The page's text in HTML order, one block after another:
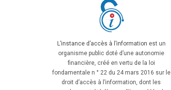
L’instance d’accès à l’information est un
organisme public doté d’une autonomie
financière, créé en vertu de la loi
fondamentale n ° 22 du 24 mars 2016 sur le
droit d’accès à l’information, dont les